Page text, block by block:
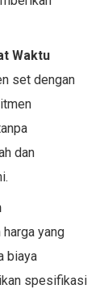
Waktu
set dengan
dan
yang
biaya
spesifikasi